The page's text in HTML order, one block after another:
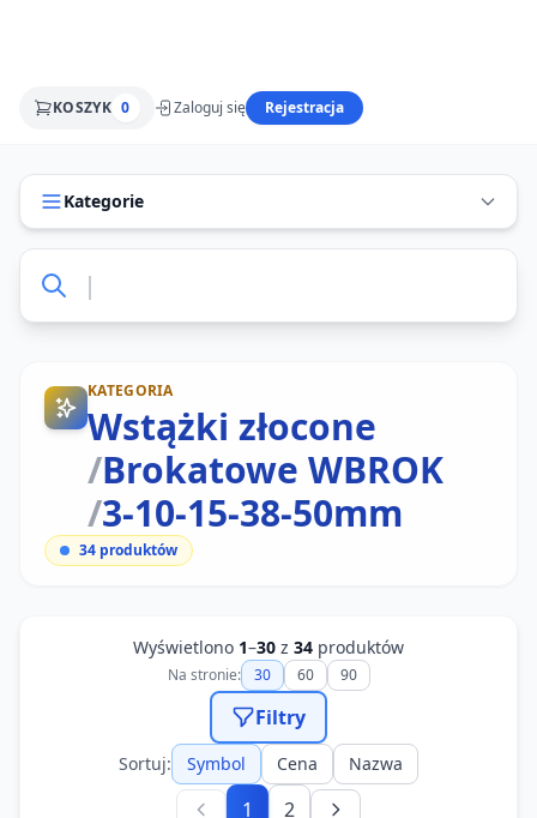
KOSZYK 0 Zaloguj się Rejestracja
Kategorie
KATEGORIA
Wstążki złocone
/Brokatowe WBROK
/3-10-15-38-50mm
34 produktów
Wyświetlono 1–30 z 34 produktów
Na stronie: 30 60 90
Filtry
Sortuj: Symbol Cena Nazwa
1 2